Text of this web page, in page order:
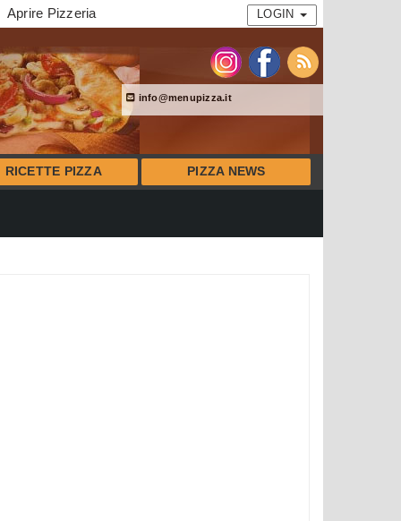
Aprire Pizzeria LOGIN
info@menupizza.it
RICETTE PIZZA PIZZA NEWS